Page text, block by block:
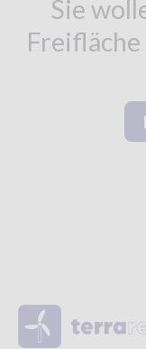
Sie